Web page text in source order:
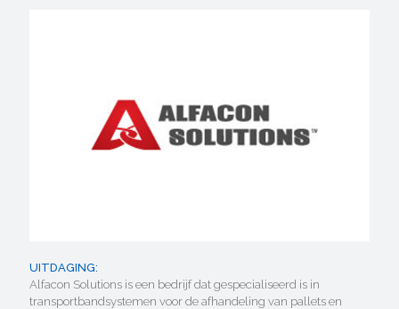
UITDAGING:
Alfacon Solutions is een bedrijf dat gespecialiseerd is in
transportbandsystemen voor de afhandeling van pallets en